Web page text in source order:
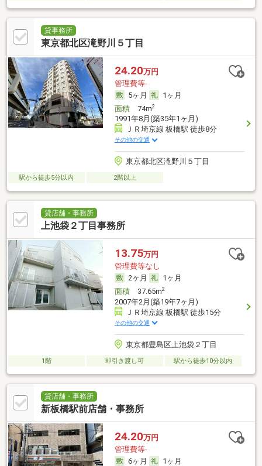
貸事務所
東京都北区滝野川５丁目
24.20万円
管理費等-
5ヶ月
1ヶ月
面積74m2
1991年8月(築35年1ヶ月)
ＪＲ埼京線 板橋駅 徒歩8分
その他の交通
東京都北区滝野川５丁目
駅から徒歩5分以内 2階以上
貸店舗・事務所
上池袋２丁目事務所
13.75万円
管理費等なし
2ヶ月
1ヶ月
面積37.65m2
2007年2月(築19年7ヶ月)
ＪＲ埼京線 板橋駅 徒歩15分
その他の交通
東京都豊島区上池袋２丁目
1階 即引き渡し可 駅から徒歩10分以内
貸店舗・事務所
新板橋駅前店舗・事務所
24.20万円
管理費等-
6ヶ月
1ヶ月